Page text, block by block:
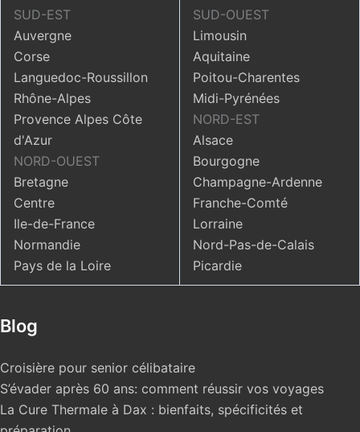
SUD-EST
Auvergne
Corse
Languedoc-Roussillon
Rhône-Alpes
Provence Alpes Côte
d'Azur
NORD-OUEST
Bretagne
Centre
Ile-de-France
Normandie
Pays de la Loire
SUD-OUEST
Limousin
Aquitaine
Poitou-Charentes
Midi-Pyrénées
NORD-EST
Alsace
Bourgogne
Champagne-Ardenne
Franche-Comté
Lorraine
Nord-Pas-de-Calais
Picardie
Blog
Croisière pour senior célibataire
S’évader après 60 ans: comment réussir vos voyages
La Cure Thermale à Dax : bienfaits, spécificités et